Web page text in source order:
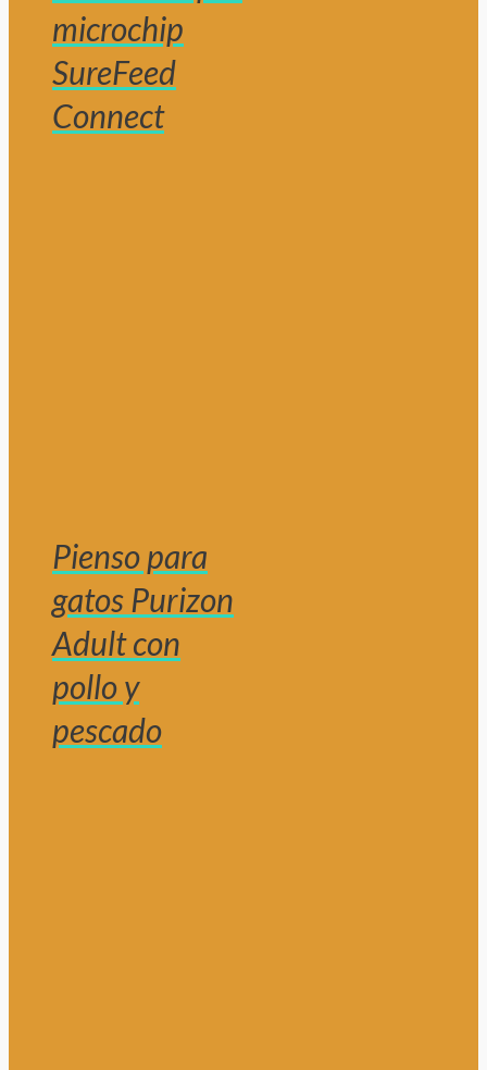
microchip
SureFeed
Connect
Pienso para
gatos Purizon
Adult con
pollo y
pescado